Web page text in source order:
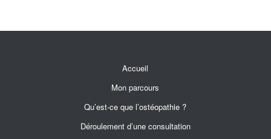
Accueil
Mon parcours
Qu’est-ce que l’ostéopathie ?
Déroulement d’une consultation